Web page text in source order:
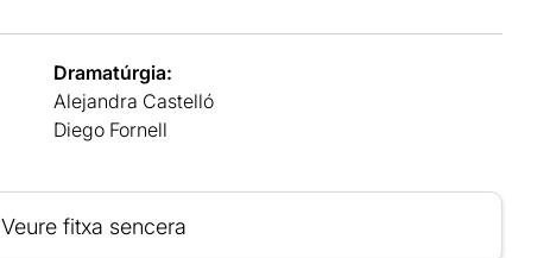
Dramatúrgia:
Alejandra Castelló
Diego Fornell
Veure fitxa sencera